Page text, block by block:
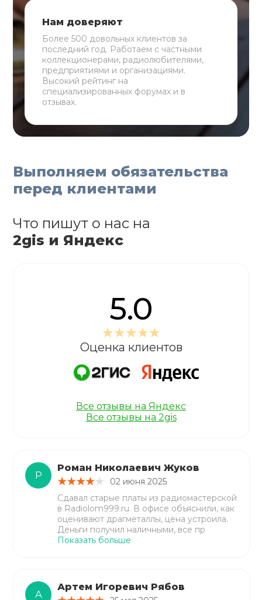
Нам доверяют
Более 500 довольных клиентов за
последний год. Работаем с частными
коллекционерами, радиолюбителями,
предприятиями и организациями.
Высокий рейтинг на
специализированных форумах и в
отзывах.
Выполняем обязательства
перед клиентами
Р
Роман Николаевич Жуков
02 июня 2025
Сдавал старые платы из радиомастерской
в Radiolom999.ru. В офисе объяснили, как
оценивают драгметаллы, цена устроила.
Деньги получил наличными, все пр
Показать больше
А
Артем Игоревич Рябов
Что пишут о нас на
2gis и Яндекс
5.0
Оценка клиентов
Все отзывы на Яндекс
Все отзывы на 2gis